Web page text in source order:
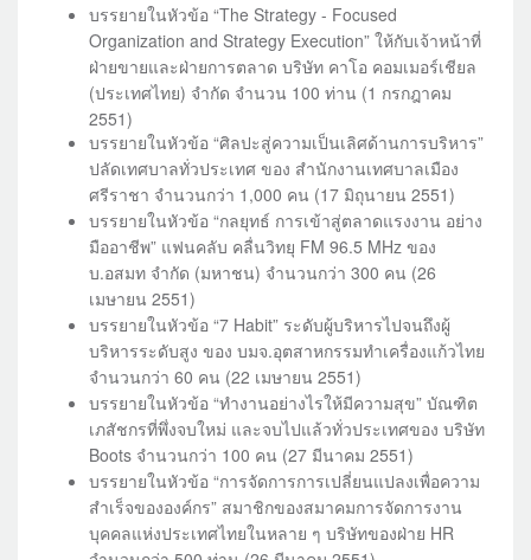
บรรยายในหัวข้อ “The Strategy - Focused
Organization and Strategy Execution” ให้กับเจ้าหน้าที่
ฝ่ายขายและฝ่ายการตลาด บริษัท คาโอ คอมเมอร์เชียล
(ประเทศไทย) จำกัด จำนวน 100 ท่าน (1 กรกฎาคม
2551)
บรรยายในหัวข้อ “ศิลปะสู่ความเป็นเลิศด้านการบริหาร”
ปลัดเทศบาลทั่วประเทศ ของ สำนักงานเทศบาลเมือง
ศรีราชา จำนวนกว่า 1,000 คน (17 มิถุนายน 2551)
บรรยายในหัวข้อ “กลยุทธ์ การเข้าสู่ตลาดแรงงาน อย่าง
มืออาชีพ” แฟนคลับ คลื่นวิทยุ FM 96.5 MHz ของ
บ.อสมท จำกัด (มหาชน) จำนวนกว่า 300 คน (26
เมษายน 2551)
บรรยายในหัวข้อ “7 Habit” ระดับผู้บริหารไปจนถึงผู้
บริหารระดับสูง ของ บมจ.อุตสาหกรรมทำเครื่องแก้วไทย
จำนวนกว่า 60 คน (22 เมษายน 2551)
บรรยายในหัวข้อ “ทำงานอย่างไรให้มีความสุข” บัณฑิต
เภสัชกรที่พึ่งจบใหม่ และจบไปแล้วทั่วประเทศของ บริษัท
Boots จำนวนกว่า 100 คน (27 มีนาคม 2551)
บรรยายในหัวข้อ “การจัดการการเปลี่ยนแปลงเพื่อความ
สำเร็จขององค์กร” สมาชิกของสมาคมการจัดการงาน
บุคคลแห่งประเทศไทยในหลาย ๆ บริษัทของฝ่าย HR